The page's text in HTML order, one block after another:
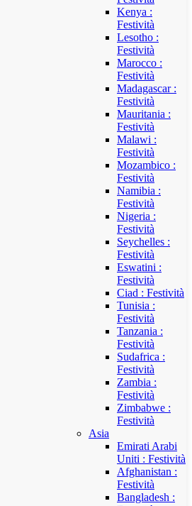
Kenya :
Festività
Lesotho :
Festività
Marocco :
Festività
Madagascar :
Festività
Mauritania :
Festività
Malawi :
Festività
Mozambico :
Festività
Namibia :
Festività
Nigeria :
Festività
Seychelles :
Festività
Eswatini :
Festività
Ciad : Festività
Tunisia :
Festività
Tanzania :
Festività
Sudafrica :
Festività
Zambia :
Festività
Zimbabwe :
Festività
Asia
Emirati Arabi
Uniti : Festività
Afghanistan :
Festività
Bangladesh :